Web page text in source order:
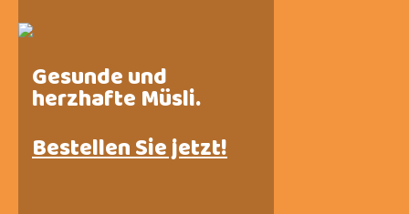
Gesunde und
herzhafte Müsli.
Bestellen Sie jetzt!